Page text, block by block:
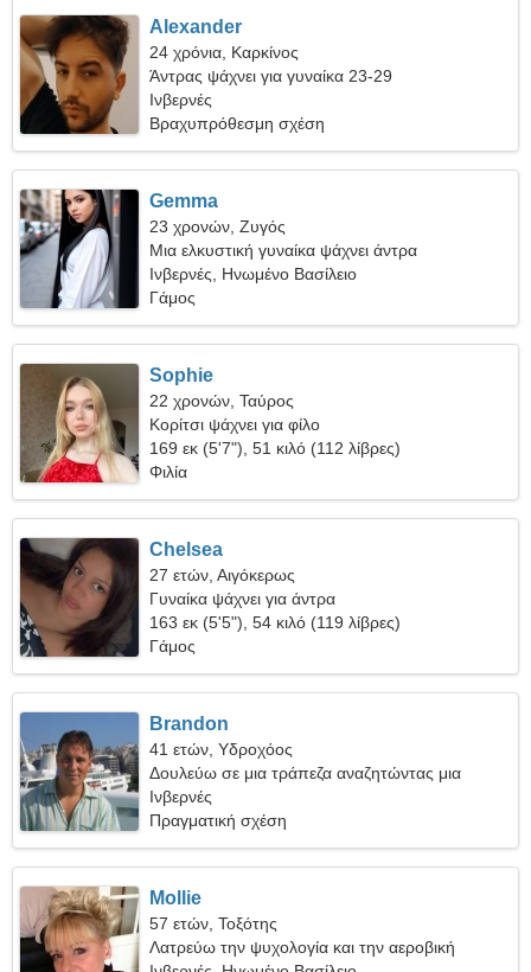
Alexander
24 χρόνια, Καρκίνος
Άντρας ψάχνει για γυναίκα 23-29
Ινβερνές
Βραχυπρόθεσμη σχέση
Gemma
23 χρονών, Ζυγός
Μια ελκυστική γυναίκα ψάχνει άντρα
Ινβερνές, Ηνωμένο Βασίλειο
Γάμος
Sophie
22 χρονών, Ταύρος
Κορίτσι ψάχνει για φίλο
169 εκ (5'7"), 51 κιλό (112 λίβρες)
Φιλία
Chelsea
27 ετών, Αιγόκερως
Γυναίκα ψάχνει για άντρα
163 εκ (5'5"), 54 κιλό (119 λίβρες)
Γάμος
Brandon
41 ετών, Υδροχόος
Δουλεύω σε μια τράπεζα αναζητώντας μια
ντροπαλή γυναίκα
Ινβερνές
Πραγματική σχέση
Mollie
57 ετών, Τοξότης
Λατρεύω την ψυχολογία και την αεροβική